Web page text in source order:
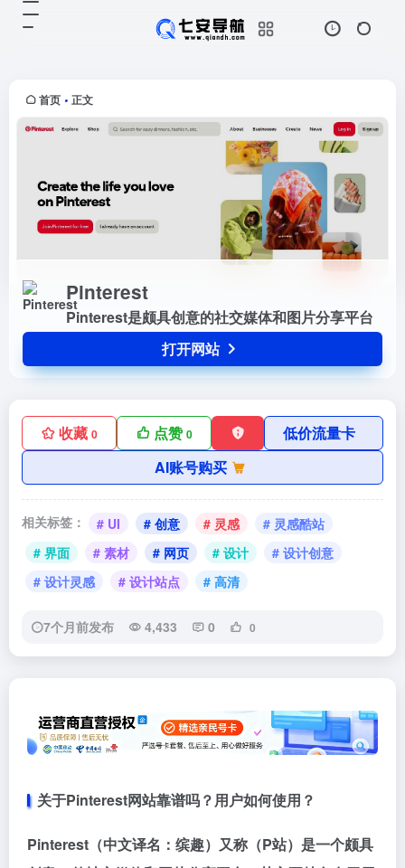
首页 • 正文
Pinterest
Pinterest是颇具创意的社交媒体和图片分享平台
打开网站
收藏 0 点赞0
低价流量卡
AI账号购买
相关标签： # UI # 创意 # 灵感
# 灵感酷站
# 界面
# 素材 # 网页 # 设计
# 设计创意
# 设计灵感
# 设计站点 # 高清
7个月前发布 4,433 0 0
关于Pinterest网站靠谱吗？用户如何使用？
Pinterest（中文译名：缤趣）又称（P站）是一个颇具